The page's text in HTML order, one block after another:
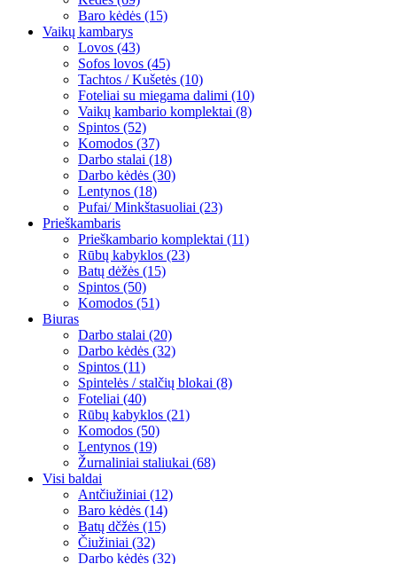
Baro kėdės (15)
Vaikų kambarys
Lovos (43)
Sofos lovos (45)
Tachtos / Kušetės (10)
Foteliai su miegama dalimi (10)
Vaikų kambario komplektai (8)
Spintos (52)
Komodos (37)
Darbo stalai (18)
Darbo kėdės (30)
Lentynos (18)
Pufai/ Minkštasuoliai (23)
Prieškambaris
Prieškambario komplektai (11)
Rūbų kabyklos (23)
Batų dėžės (15)
Spintos (50)
Komodos (51)
Biuras
Darbo stalai (20)
Darbo kėdės (32)
Spintos (11)
Spintelės / stalčių blokai (8)
Foteliai (40)
Rūbų kabyklos (21)
Komodos (50)
Lentynos (19)
Žurnaliniai staliukai (68)
Visi baldai
Antčiužiniai (12)
Baro kėdės (14)
Batų dčžės (15)
Čiužiniai (32)
Darbo kėdės (32)